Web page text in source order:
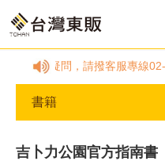
何疑問，請撥客服專線02-
書籍
吉卜力公園官方指南書